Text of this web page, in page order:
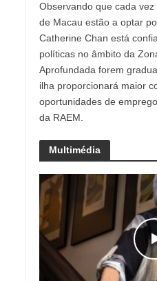
Observando que cada
de Macau estão a optar
Catherine Chan está
políticas no âmbito da
Aprofundada forem
ilha proporcionará maior
oportunidades de
da RAEM.
Multimédia